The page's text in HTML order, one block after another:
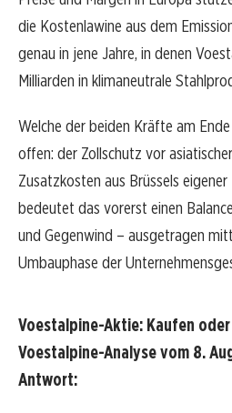
die Kostenlawine aus dem
genau in jene Jahre, in denen
Milliarden in klimaneutrale
Welche der beiden Kräfte am
offen: der Zollschutz vor
Zusatzkosten aus Brüssels
bedeutet das vorerst einen
und Gegenwind – ausgetragen
Umbauphase der
Voestalpine-Aktie: Kaufen
Voestalpine-Analyse vom 8.
Antwort: